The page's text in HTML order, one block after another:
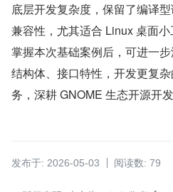
底层开发复杂度，保留了编译
兼容性，尤其适合 Linux 桌面小
掌握本次基础案例后，可进一步
结构体、接口特性，开发更复
务，深耕 GNOME 生态开源开发
发布于: 2026-05-03 阅读数: 79